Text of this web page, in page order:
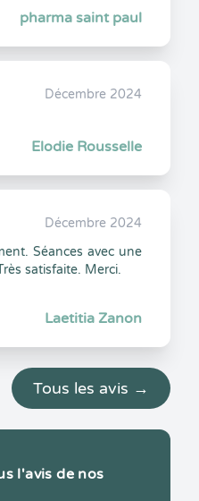
pharma saint paul
Décembre 2024
Elodie Rousselle
Décembre 2024
Séances avec une
satisfaite. Merci.
Laetitia Zanon
Tous les avis →
l'avis de nos